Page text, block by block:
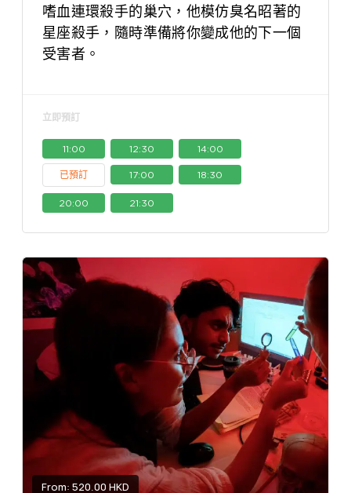
嗜血連環殺手的巢穴，他模仿臭名昭著的
星座殺手，隨時準備將你變成他的下一個
受害者。
立即預訂
11:00 12:30 14:00
已預訂 17:00 18:30
20:00 21:30
From: 520.00 HKD